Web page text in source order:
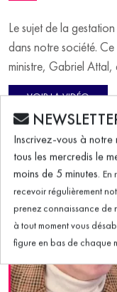
Le sujet de la
dans notre société.
ministre, Gabriel
Renaissance. Fin août,
sein de son parti.
légalisation d'une
Guilhaume reçoit en
associée en droit des
Le département des
grande exposition
Gallois, représentante
VOIR LA VIDÉO
recevoir régulièrement
prenez connaissance de
à tout moment vous
figure en bas de chaque